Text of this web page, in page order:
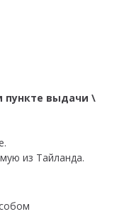
выдачи \
из Тайланда.